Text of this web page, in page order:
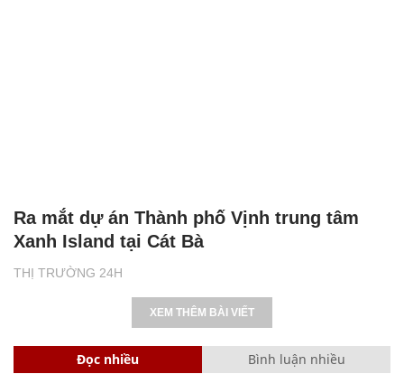
THỊ TRƯỜNG 24H
Ra mắt dự án Thành phố Vịnh trung tâm
Xanh Island tại Cát Bà
XEM THÊM BÀI VIẾT
Đọc nhiều Bình luận nhiều